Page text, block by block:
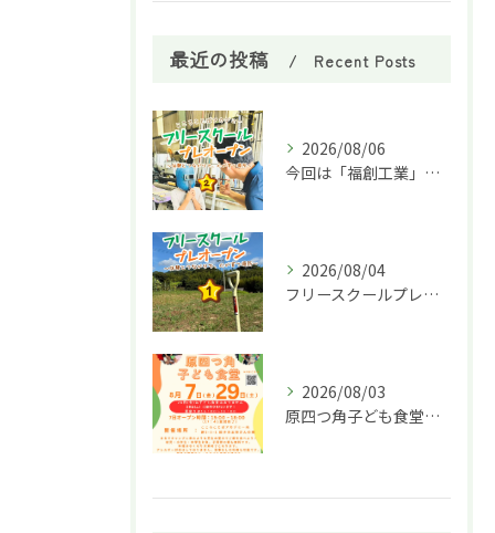
最近の投稿 Recent Posts
2026/08/06
今回は「福創工業」様へ企業訪問に行ってきました！🏭✨
2026/08/04
フリースクールプレオープン①
2026/08/03
原四つ角子ども食堂を8月は２回実施します！